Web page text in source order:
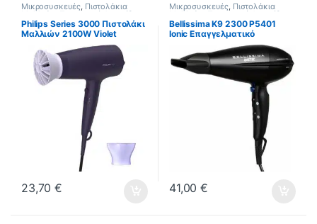
Μικροσυσκευές, Πιστολάκια
Μαλλιών Προσωπική Φροντίδα
Philips Series 3000 Πιστολάκι
Μαλλιών 2100W Violet
23,70€
Μικροσυσκευές, Πιστολάκια
Μαλλιών Προσωπική Φροντίδα
Bellissima K9 2300 P5401
Ionic Επαγγελματικό
Πιστολάκι Μαλλιών με
Φυσούνα 2300W ΕΩΣ 12
ΔΟΣΕΙΣ
41,00€